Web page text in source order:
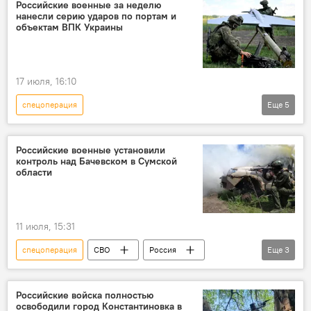
Минобороны РФ
Российские военные за неделю
нанесли серию ударов по портам и
объектам ВПК Украины
17 июля, 16:10
спецоперация
Спецоперация России по защите Донбасса
СВО
Украина
Россия
Минобороны РФ
Еще 5
Российские военные установили
контроль над Бачевском в Сумской
области
11 июля, 15:31
спецоперация СВО
Россия
Украина
Спецоперация России по защите Донбасса
Еще 3
Российские войска полностью
освободили город Константиновка в